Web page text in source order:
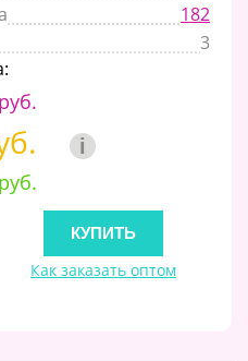
182
3
i
Как заказать оптом